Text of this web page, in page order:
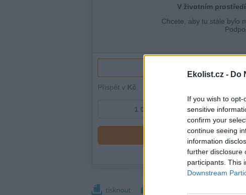
Ekolist.cz - Do
If you wish to
sensitive
confirm your
continue seeing
information
further disclosure
participants. This
Downstream
tisknout